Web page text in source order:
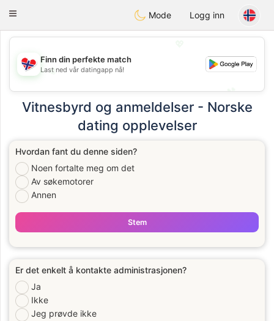
EkteNordmenn
Toggle
Mode Logg inn
💖
💕
Finn din perfekte match
Last ned vår datingapp nå!
Vitnesbyrd og anmeldelser - Norske
dating opplevelser
Hvordan fant du denne siden?
Noen fortalte meg om det
Av søkemotorer
Annen
Stem
Er det enkelt å kontakte administrasjonen?
Ja
Ikke
Jeg prøvde ikke